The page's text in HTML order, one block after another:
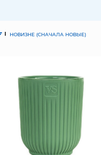
НОВИЗНЕ (СНАЧАЛА НОВЫЕ)